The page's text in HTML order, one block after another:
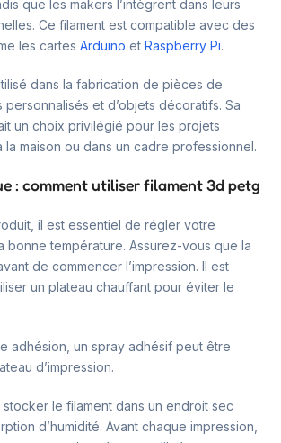
que les makers l’intègrent dans leurs
Ce filament est compatible avec des
les cartes Arduino et Raspberry Pi.
dans la fabrication de pièces de
personnalisés et d’objets décoratifs. Sa
un choix privilégié pour les projets
la maison ou dans un cadre professionnel.
: comment utiliser filament 3d petg
il est essentiel de régler votre
bonne température. Assurez-vous que la
de commencer l’impression. Il est
un plateau chauffant pour éviter le
adhésion, un spray adhésif peut être
d’impression.
le filament dans un endroit sec
d’humidité. Avant chaque impression,